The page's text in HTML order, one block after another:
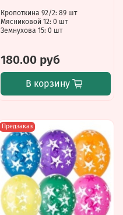
Кропоткина 92/2: 89 шт
Мясниковой 12: 0 шт
Земнухова 15: 0 шт
180.00 руб
В корзину
Предзаказ